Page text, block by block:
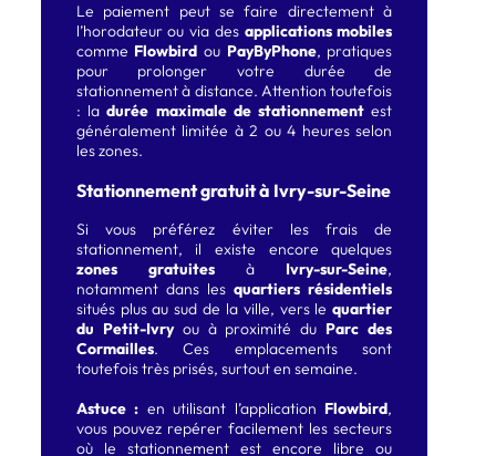
Le paiement peut se faire directement à
l’horodateur ou via des applications mobiles
comme Flowbird ou PayByPhone, pratiques
pour prolonger votre durée de
stationnement à distance. Attention toutefois
: ladurée maximale de stationnement est
généralement limitée à 2 ou 4 heures selon
les zones.
Stationnement gratuit à Ivry-sur-Seine
Si vous préférez éviter les frais de
stationnement, il existe encore quelques
zones gratuitesà Ivry-sur-Seine,
notamment dans lesquartiers résidentiels
situés plus au sud de la ville, vers lequartier
du Petit-Ivryou à proximité du Parc des
Cormailles. Ces emplacements sont
toutefois très prisés, surtout en semaine.
Astuce : en utilisant l’application Flowbird,
vous pouvez repérer facilement les secteurs
où le stationnement est encore libre ou